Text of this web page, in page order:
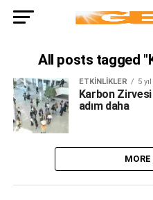
All posts tagged
ETKINLIKLER 5
Karbon
adım daha